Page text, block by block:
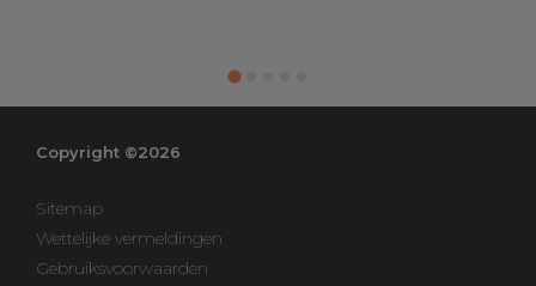
Copyright ©2026
Sitemap
Wettelijke vermeldingen
Gebruiksvoorwaarden